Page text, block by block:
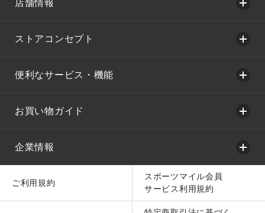
店舗情報
ストアコンセプト
便利なサービス・機能
お買い物ガイド
企業情報
ご利用規約
スポーツマイル会員
サービス利用規約